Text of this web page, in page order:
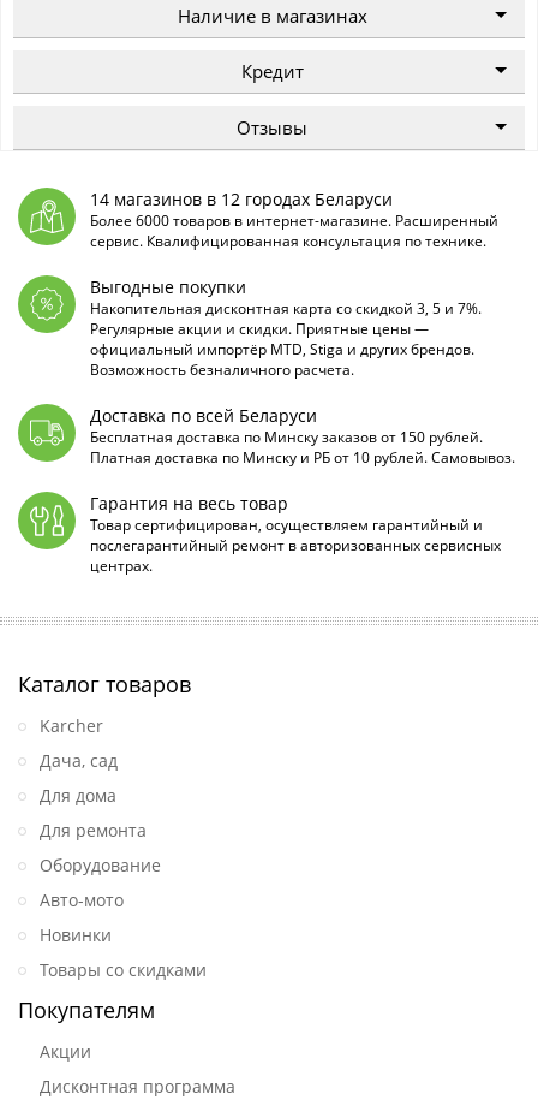
Наличие в магазинах
Кредит
Отзывы
14 магазинов в 12 городах Беларуси
Более 6000 товаров в интернет-магазине. Расширенный
сервис. Квалифицированная консультация по технике.
Выгодные покупки
Накопительная дисконтная карта со скидкой 3, 5 и 7%.
Регулярные акции и скидки. Приятные цены —
официальный импортёр MTD, Stiga и других брендов.
Возможность безналичного расчета.
Доставка по всей Беларуси
Бесплатная доставка по Минску заказов от 150 рублей.
Платная доставка по Минску и РБ от 10 рублей. Самовывоз.
Гарантия на весь товар
Товар сертифицирован, осуществляем гарантийный и
послегарантийный ремонт в авторизованных сервисных
центрах.
Каталог товаров
Karcher
Дача, сад
Для дома
Для ремонта
Оборудование
Авто-мото
Новинки
Товары со скидками
Покупателям
Акции
Дисконтная программа